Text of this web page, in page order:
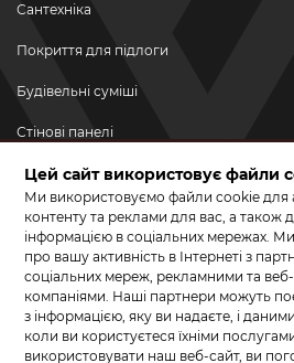
Сантехніка
Покриття для підлоги
Будівельні суміші
Стінові панелі
Новинки
Акційні товари
Акції/Знижки
ПРИЄДНУЙТЕСЬ ДО НАС У
Цей сайт використовує файли
Ми використовуємо файли cookie для
контенту та реклами для вас, а також
інформацією в соціальних мережах.
про вашу активність в Інтернеті з
соціальних мереж, рекламними та
компаніями. Наші партнери можуть
з інформацією, яку ви надаєте, і
коли ви користуєтеся їхніми
використовувати наш веб-сайт, ви